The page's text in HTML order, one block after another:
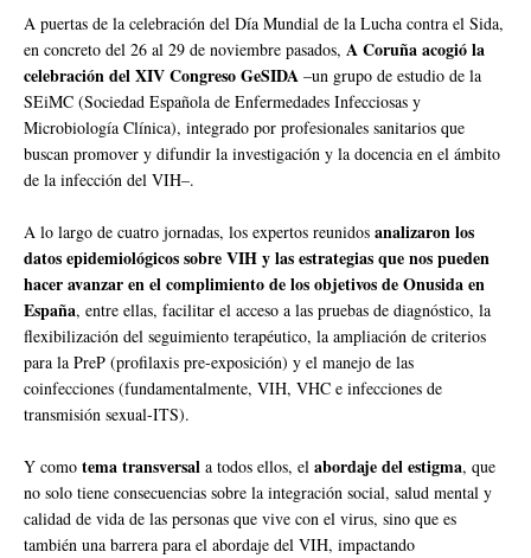
A puertas de la celebración del Día Mundial de la Lucha contra el Sida,
en concreto del 26 al 29 de noviembre pasados, A Coruña acogió la
celebración del XIV Congreso GeSIDA –un grupo de estudio de la
SEiMC (Sociedad Española de Enfermedades Infecciosas y
Microbiología Clínica), integrado por profesionales sanitarios que
buscan promover y difundir la investigación y la docencia en el ámbito
de la infección del VIH–.
A lo largo de cuatro jornadas, los expertos reunidos analizaron los
datos epidemiológicos sobre VIH y las estrategias que nos pueden
hacer avanzar en el complimiento de los objetivos de Onusida en
España, entre ellas, facilitar el acceso a las pruebas de diagnóstico, la
flexibilización del seguimiento terapéutico, la ampliación de criterios
para la PreP (profilaxis pre-exposición) y el manejo de las
coinfecciones (fundamentalmente, VIH, VHC e infecciones de
transmisión sexual-ITS).
Y como tema transversal a todos ellos, el abordaje del estigma, que
no solo tiene consecuencias sobre la integración social, salud mental y
calidad de vida de las personas que vive con el virus, sino que es
también una barrera para el abordaje del VIH, impactando